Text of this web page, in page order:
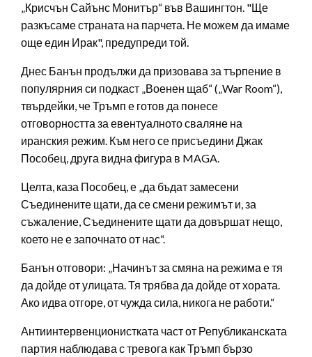
„Крисчън Сайънс Монитър“ във Вашингтон. "Ще
разкъсаме страната на парчета. Не можем да имаме
още един Ирак", предупреди той.
Днес Банън продължи да призовава за търпение в
популярния си подкаст „Военен щаб“ („War Room“),
твърдейки, че Тръмп е готов да понесе
отговорността за евентуалното сваляне на
иранския режим. Към него се присъедини Джак
Пособец, друга видна фигура в MAGA.
Целта, каза Пособец, е „да бъдат замесени
Съединените щати, да се смени режимът и, за
съжаление, Съединените щати да довършат нещо,
което не е започнато от нас“.
Банън отговори: „Начинът за смяна на режима е тя
да дойде от улицата. Тя трябва да дойде от хората.
Ако идва отгоре, от чужда сила, никога не работи.“
Антиинтервенционистката част от Републиканската
партия наблюдава с тревога как Тръмп бързо